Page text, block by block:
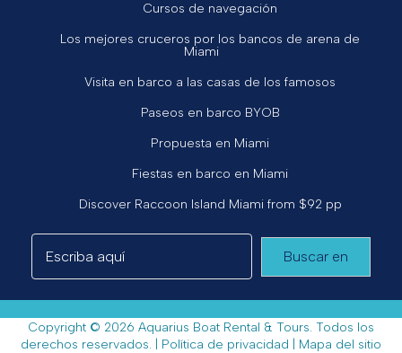
Cursos de navegación
Los mejores cruceros por los bancos de arena de
Miami
Visita en barco a las casas de los famosos
Paseos en barco BYOB
Propuesta en Miami
Fiestas en barco en Miami
Discover Raccoon Island Miami from $92 pp
Buscar en
Copyright © 2026 Aquarius Boat Rental & Tours. Todos los
derechos reservados. | Política de privacidad Mapa del sitio